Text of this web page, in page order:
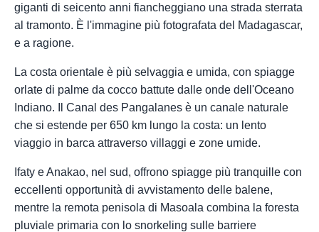
giganti di seicento anni fiancheggiano una strada sterrata
al tramonto. È l'immagine più fotografata del Madagascar,
e a ragione.
La costa orientale è più selvaggia e umida, con spiagge
orlate di palme da cocco battute dalle onde dell'Oceano
Indiano. Il Canal des Pangalanes è un canale naturale
che si estende per 650 km lungo la costa: un lento
viaggio in barca attraverso villaggi e zone umide.
Ifaty e Anakao, nel sud, offrono spiagge più tranquille con
eccellenti opportunità di avvistamento delle balene,
mentre la remota penisola di Masoala combina la foresta
pluviale primaria con lo snorkeling sulle barriere